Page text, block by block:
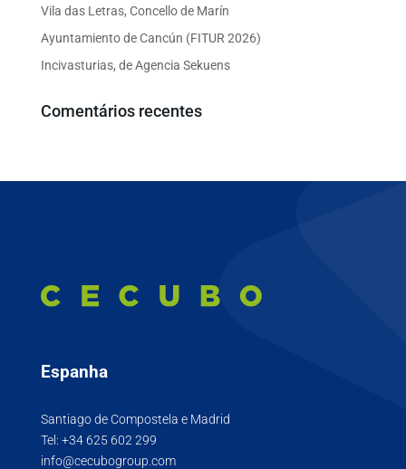
Vila das Letras, Concello de Marín
Ayuntamiento de Cancún (FITUR 2026)
Incivasturias, de Agencia Sekuens
Comentários recentes
Espanha
Santiago de Compostela e Madrid
Tel: +34 625 602 299
info@cecubogroup.com